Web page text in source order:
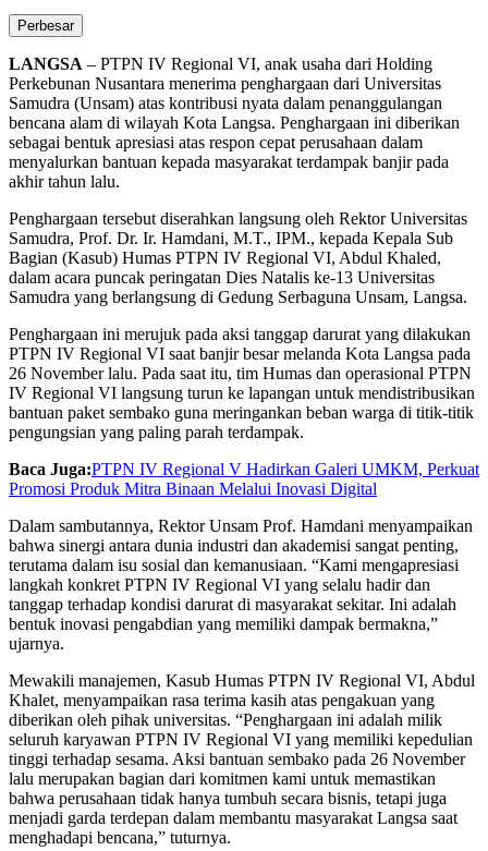
Perbesar
LANGSA – PTPN IV Regional VI, anak usaha dari Holding
Perkebunan Nusantara menerima penghargaan dari Universitas
Samudra (Unsam) atas kontribusi nyata dalam penanggulangan
bencana alam di wilayah Kota Langsa. Penghargaan ini diberikan
sebagai bentuk apresiasi atas respon cepat perusahaan dalam
menyalurkan bantuan kepada masyarakat terdampak banjir pada
akhir tahun lalu.
Penghargaan tersebut diserahkan langsung oleh Rektor Universitas
Samudra, Prof. Dr. Ir. Hamdani, M.T., IPM., kepada Kepala Sub
Bagian (Kasub) Humas PTPN IV Regional VI, Abdul Khaled,
dalam acara puncak peringatan Dies Natalis ke-13 Universitas
Samudra yang berlangsung di Gedung Serbaguna Unsam, Langsa.
Penghargaan ini merujuk pada aksi tanggap darurat yang dilakukan
PTPN IV Regional VI saat banjir besar melanda Kota Langsa pada
26 November lalu. Pada saat itu, tim Humas dan operasional PTPN
IV Regional VI langsung turun ke lapangan untuk mendistribusikan
bantuan paket sembako guna meringankan beban warga di titik-titik
pengungsian yang paling parah terdampak.
Baca Juga:PTPN IV Regional V Hadirkan Galeri UMKM, Perkuat
Promosi Produk Mitra Binaan Melalui Inovasi Digital
Dalam sambutannya, Rektor Unsam Prof. Hamdani menyampaikan
bahwa sinergi antara dunia industri dan akademisi sangat penting,
terutama dalam isu sosial dan kemanusiaan. “Kami mengapresiasi
langkah konkret PTPN IV Regional VI yang selalu hadir dan
tanggap terhadap kondisi darurat di masyarakat sekitar. Ini adalah
bentuk inovasi pengabdian yang memiliki dampak bermakna,”
ujarnya.
Mewakili manajemen, Kasub Humas PTPN IV Regional VI, Abdul
Khalet, menyampaikan rasa terima kasih atas pengakuan yang
diberikan oleh pihak universitas. “Penghargaan ini adalah milik
seluruh karyawan PTPN IV Regional VI yang memiliki kepedulian
tinggi terhadap sesama. Aksi bantuan sembako pada 26 November
lalu merupakan bagian dari komitmen kami untuk memastikan
bahwa perusahaan tidak hanya tumbuh secara bisnis, tetapi juga
menjadi garda terdepan dalam membantu masyarakat Langsa saat
menghadapi bencana,” tuturnya.